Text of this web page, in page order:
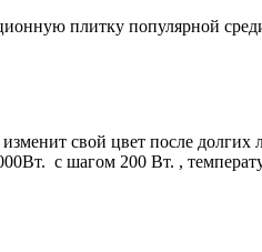
плитку популярной
свой цвет после долгих
с шагом 200 Вт. ,